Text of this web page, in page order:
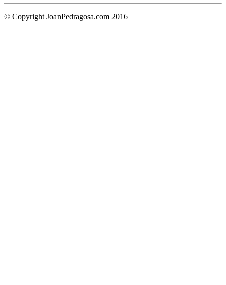
© Copyright JoanPedragosa.com 2016